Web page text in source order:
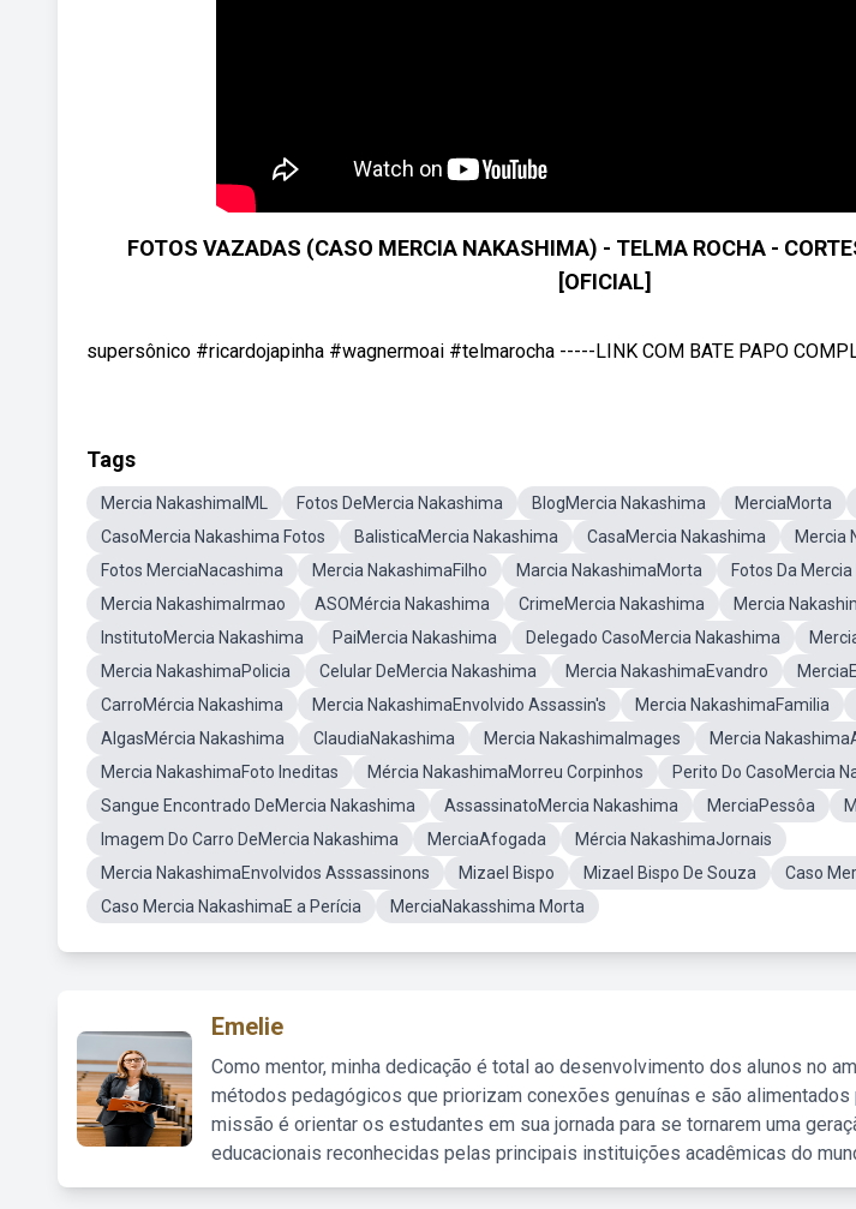
FOTOS VAZADAS (CASO MERCIA NAKASHIMA) - TELMA ROCHA -
[OFICIAL]
supersônico #ricardojapinha #wagnermoai #telmarocha -----LINK COM BATE PAPO
Tags
Mercia NakashimaIML Fotos DeMercia Nakashima BlogMercia Nakashima MerciaMorta
CasoMercia Nakashima Fotos
BalisticaMercia Nakashima CasaMercia Nakashima
Mercia
Fotos MerciaNacashima
Mercia NakashimaFilho Marcia NakashimaMorta
Fotos Da
Mercia NakashimaIrmao
ASOMércia Nakashima CrimeMercia Nakashima
Mercia
InstitutoMercia Nakashima
PaiMercia Nakashima Delegado CasoMercia Nakashima
Mercia NakashimaPolicia
Celular DeMercia Nakashima Mercia NakashimaEvandro
CarroMércia Nakashima
Mercia NakashimaEnvolvido Assassin's Mercia NakashimaFamilia
AlgasMércia Nakashima
ClaudiaNakashima Mercia NakashimaImages Mercia
Mercia NakashimaFoto Ineditas
Mércia NakashimaMorreu Corpinhos
Perito Do CasoMercia
Sangue Encontrado DeMercia Nakashima
AssassinatoMercia Nakashima MerciaPessôa
Imagem Do Carro DeMercia Nakashima
MerciaAfogada
Mércia NakashimaJornais
Mercia NakashimaEnvolvidos Asssassinons
Mizael Bispo Mizael Bispo De Souza
Caso
Caso Mercia NakashimaE a Perícia
MerciaNakasshima Morta
Emelie
Como mentor, minha dedicação é total ao desenvolvimento dos alunos no
métodos pedagógicos que priorizam conexões genuínas e são alimentados
missão é orientar os estudantes em sua jornada para se tornarem uma
educacionais reconhecidas pelas principais instituições acadêmicas do